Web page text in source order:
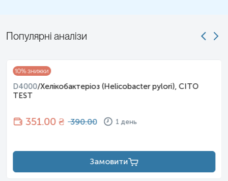
Популярні аналізи
10% знижки
D4000/Хелікобактеріоз (Helicobacter pylori), CITO
TEST
351.00 ₴ 390.00 1 день
Замовити